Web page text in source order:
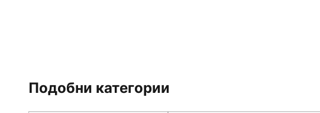
Подобни категории